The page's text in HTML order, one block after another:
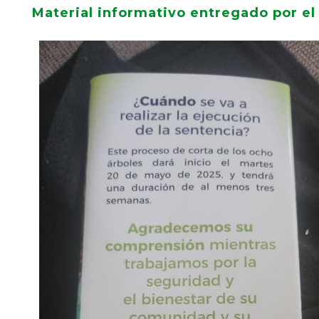
Material informativo entregado por el